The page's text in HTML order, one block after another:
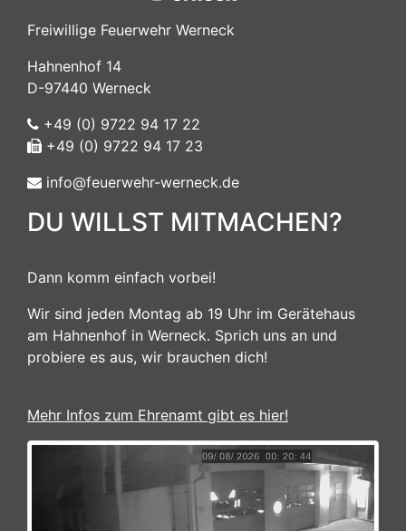
Freiwillige Feuerwehr Werneck
Hahnenhof 14
D-97440 Werneck
+49 (0) 9722 94 17 22
+49 (0) 9722 94 17 23
info@feuerwehr-werneck.de
DU WILLST MITMACHEN?
Dann komm einfach vorbei!
Wir sind jeden Montag ab 19 Uhr im Gerätehaus
am Hahnenhof in Werneck. Sprich uns an und
probiere es aus, wir brauchen dich!
Mehr Infos zum Ehrenamt gibt es hier!